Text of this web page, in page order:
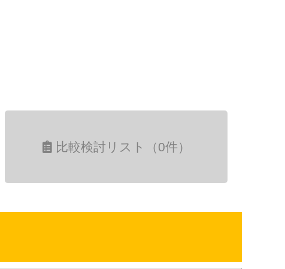
比較検討リスト（0件）